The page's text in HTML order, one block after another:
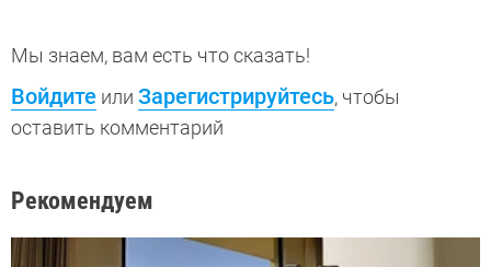
Мы знаем, вам есть что сказать!
Войдите или Зарегистрируйтесь, чтобы
оставить комментарий
Рекомендуем